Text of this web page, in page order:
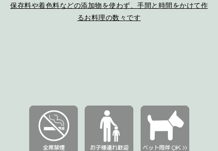
保存料や着色料などの添加物を使わず、手間と時間をかけて作
るお料理の数々です